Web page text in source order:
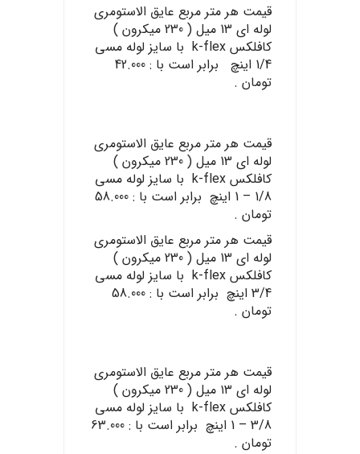
قیمت هر متر مربع عایق الاستومری
لوله ای 13 میل ( 230 میکرون )
کافلکس k-flex با سایز لوله مسی
1/4 اینچ برابر است با : 42.000
تومان .
قیمت هر متر مربع عایق الاستومری
لوله ای 13 میل ( 230 میکرون )
کافلکس k-flex با سایز لوله مسی
1/8 – 1 اینچ برابر است با : 58.000
تومان .
قیمت هر متر مربع عایق الاستومری
لوله ای 13 میل ( 230 میکرون )
کافلکس k-flex با سایز لوله مسی
3/4 اینچ برابر است با : 58.000
تومان .
قیمت هر متر مربع عایق الاستومری
لوله ای ۱۳ میل ( 230 میکرون )
کافلکس k-flex با سایز لوله مسی
3/8 – 1 اینچ برابر است با : 63.000
تومان .